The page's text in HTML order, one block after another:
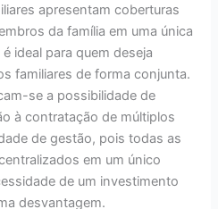
apresentam coberturas
da família em uma única
ideal para quem deseja
familiares de forma conjunta.
se a possibilidade de
à contratação de múltiplos
de gestão, pois todas as
em um único
de um investimento
desvantagem.